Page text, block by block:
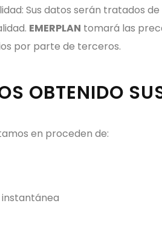
Sus datos serán tratados
EMERPLAN tomará las
por parte de terceros.
OBTENIDO
en proceden de: